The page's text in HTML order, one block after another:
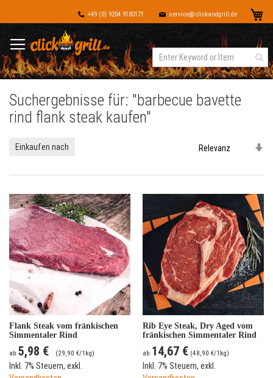
+49 (0) 9204 9180171 service@clickandgrill.de
Suchergebnisse für: "barbecue bavette
rind flank steak kaufen"
Flank Steak vom fränkischen
Simmentaler Rind
ab 5,98 € (29,90 €/1kg)
Inkl. 7% Steuern, exkl.
Rib Eye Steak, Dry Aged vom
fränkischen Simmentaler Rind
ab 14,67 € (48,90 €/1kg)
Inkl. 7% Steuern, exkl.
Einkaufen nach